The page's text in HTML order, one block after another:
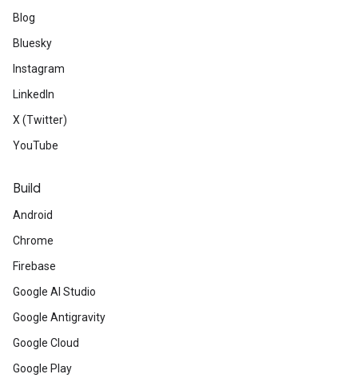
Blog
Bluesky
Instagram
LinkedIn
X (Twitter)
YouTube
Build
Android
Chrome
Firebase
Google AI Studio
Google Antigravity
Google Cloud
Google Play